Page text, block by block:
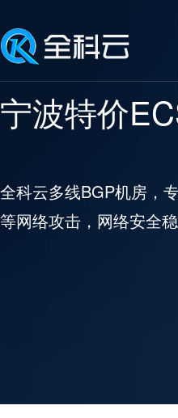
宁波特价
全科云多线BGP机房，
等网络攻击，网络安全